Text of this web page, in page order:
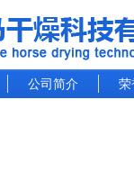
公司简介 荣